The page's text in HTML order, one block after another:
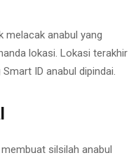
melacak anabul yang
lokasi. Lokasi terakhir
ID anabul dipindai.
silsilah anabul